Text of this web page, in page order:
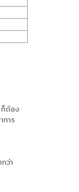
ก็ต้อง
การ
ว่า